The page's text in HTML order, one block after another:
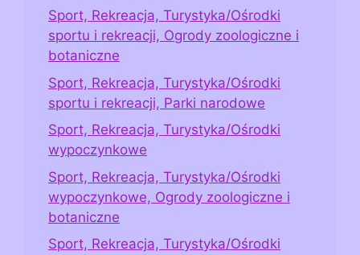
Sport, Rekreacja, Turystyka/Ośrodki
sportu i rekreacji, Ogrody zoologiczne i
botaniczne
Sport, Rekreacja, Turystyka/Ośrodki
sportu i rekreacji, Parki narodowe
Sport, Rekreacja, Turystyka/Ośrodki
wypoczynkowe
Sport, Rekreacja, Turystyka/Ośrodki
wypoczynkowe, Ogrody zoologiczne i
botaniczne
Sport, Rekreacja, Turystyka/Ośrodki